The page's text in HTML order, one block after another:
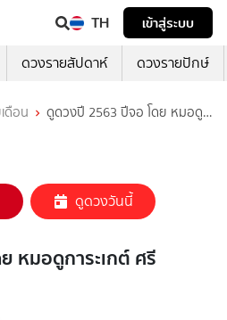
TH
เข้าสู่ระบบ
ดวงรายสัปดาห์ ดวงรายปักษ์
ดือน
ดูดวงปี 2563 ปีจอ โดย หมอดู
ดูดวงวันนี้
หมอดูการะเกต์ ศรี